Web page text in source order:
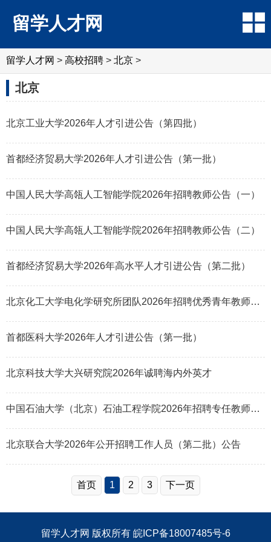
留学人才网
留学人才网 > 高校招聘 > 北京 >
北京
北京工业大学2026年人才引进公告（第四批）
首都经济贸易大学2026年人才引进公告（第一批）
中国人民大学高瓴人工智能学院2026年招聘教师公告（一）
中国人民大学高瓴人工智能学院2026年招聘教师公告（二）
首都经济贸易大学2026年高水平人才引进公告（第二批）
北京化工大学电化学研究所团队2026年招聘优秀青年教师启事
首都医科大学2026年人才引进公告（第一批）
北京科技大学大兴研究院2026年诚聘海内外英才
中国石油大学（北京）石油工程学院2026年招聘专任教师公告
北京联合大学2026年公开招聘工作人员（第二批）公告
首页 1 2 3 下一页
留学人才网 版权所有 皖ICP备18007485号-6